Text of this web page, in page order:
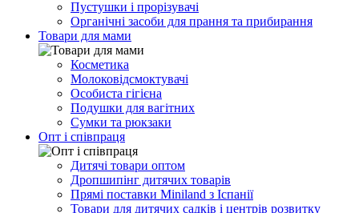
Пустушки і прорізувачі
Органічні засоби для прання та прибирання
Товари для мами
Косметика
Молоковідсмоктувачі
Особиста гігієна
Подушки для вагітних
Сумки та рюкзаки
Опт і співпраця
Дитячі товари оптом
Дропшипінг дитячих товарів
Прямі поставки Miniland з Іспанії
Товари для дитячих садків і центрів розвитку